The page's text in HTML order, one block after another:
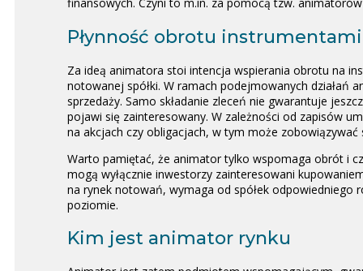
Płynność obrotu instrumentami
Za ideą animatora stoi intencja wspierania obrotu na
notowanej spółki. W ramach podejmowanych działań
sprzedaży. Samo składanie zleceń nie gwarantuje
pojawi się zainteresowany. W zależności od zapisów
na akcjach czy obligacjach, w tym może
Warto pamiętać, że animator tylko wspomaga obrót i
mogą wyłącznie inwestorzy zainteresowani
na rynek notowań, wymaga od spółek odpowiedniego
poziomie.
Kim jest animator rynku